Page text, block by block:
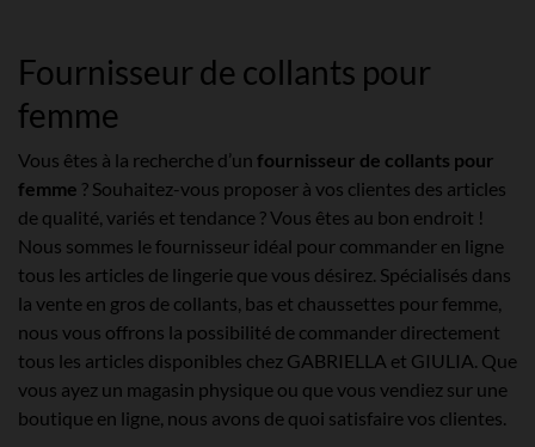
Fournisseur de collants pour
femme
Vous êtes à la recherche d’un fournisseur de collants pour
femme ? Souhaitez-vous proposer à vos clientes des articles
de qualité, variés et tendance ? Vous êtes au bon endroit !
Nous sommes le fournisseur idéal pour commander en ligne
tous les articles de lingerie que vous désirez. Spécialisés dans
la vente en gros de collants, bas et chaussettes pour femme,
nous vous offrons la possibilité de commander directement
tous les articles disponibles chez GABRIELLA et GIULIA. Que
vous ayez un magasin physique ou que vous vendiez sur une
boutique en ligne, nous avons de quoi satisfaire vos clientes.